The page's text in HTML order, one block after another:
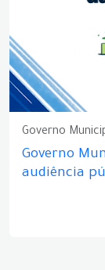
Governo
Governo
audiência